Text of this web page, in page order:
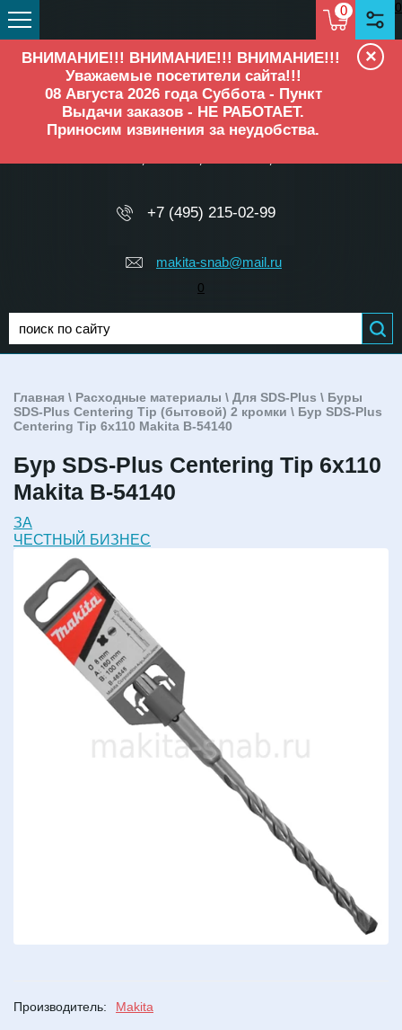
0 0
ВНИМАНИЕ!!! ВНИМАНИЕ!!! ВНИМАНИЕ!!!
Уважаемые посетители сайта!!!
08 Августа 2026 года Суббота - Пункт
Выдачи заказов - НЕ РАБОТАЕТ.
Приносим извинения за неудобства.
×
ОФИЦИАЛЬНЫЙ ДИЛЕР
+7 (495) 215-02-99
makita-snab@mail.ru
0
Главная \ Расходные материалы \ Для SDS-Plus \ Буры
SDS-Plus Centering Tip (бытовой) 2 кромки \ Бур SDS-Plus
Centering Tip 6x110 Makita B-54140
Бур SDS-Plus Centering Tip 6x110
Makita B-54140
ЗА
ЧЕСТНЫЙ БИЗНЕС
Производитель: Makita